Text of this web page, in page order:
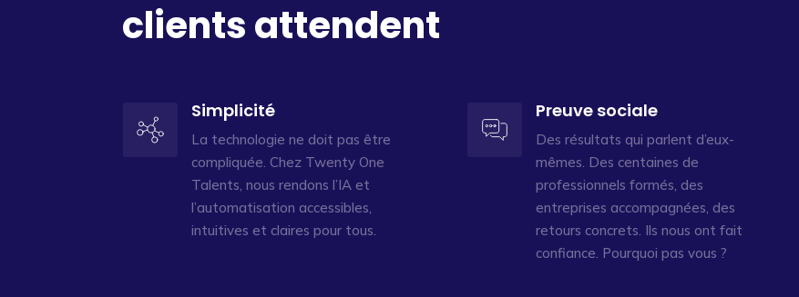
clients attendent
Simplicité
La technologie ne doit pas être
compliquée. Chez Twenty One
Talents, nous rendons l’IA et
l’automatisation accessibles,
intuitives et claires pour tous.
Preuve sociale
Des résultats qui parlent d’eux-
mêmes. Des centaines de
professionnels formés, des
entreprises accompagnées, des
retours concrets. Ils nous ont fait
confiance. Pourquoi pas vous ?